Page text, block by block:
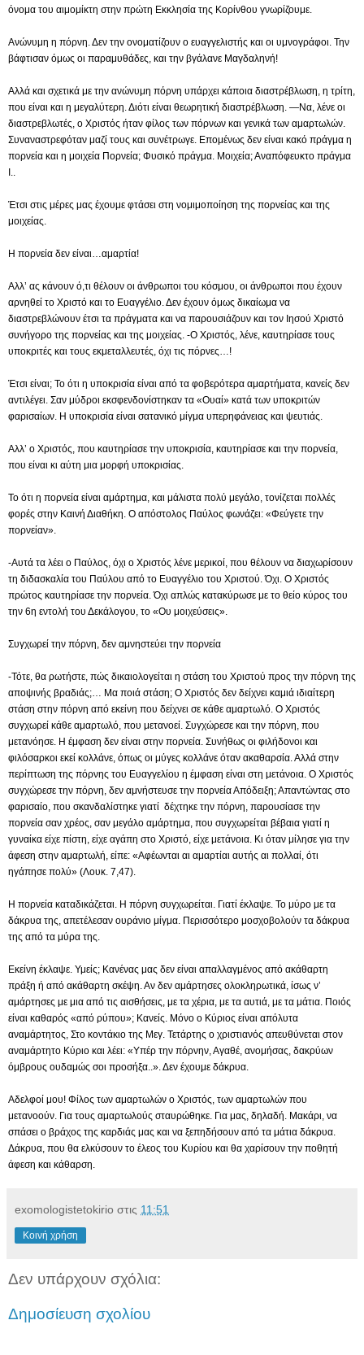
όνομα του αιμομίκτη στην πρώτη Εκκλησία της Κορίνθου γνωρίζουμε.
Ανώνυμη η πόρνη. Δεν την ονοματίζουν ο ευαγγελιστής και οι υμνογράφοι. Την
βάφτισαν όμως οι παραμυθάδες, και την βγάλανε Μαγδαληνή!
Αλλά και σχετικά με την ανώνυμη πόρνη υπάρχει κάποια διαστρέβλωση, η τρίτη,
που είναι και η μεγαλύτερη. Διότι είναι θεωρητική διαστρέβλωση. —Να, λένε οι
διαστρεβλωτές, ο Χριστός ήταν φίλος των πόρνων και γενικά των αμαρτωλών.
Συναναστρεφόταν μαζί τους και συνέτρωγε. Επομένως δεν είναι κακό πράγμα η
πορνεία και η μοιχεία Πορνεία; Φυσικό πράγμα. Μοιχεία; Αναπόφευκτο πράγμα
I..
Έτσι στις μέρες μας έχουμε φτάσει στη νομιμοποίηση της πορνείας και της
μοιχείας.
Η πορνεία δεν είναι…αμαρτία!
Αλλ’ ας κάνουν ό,τι θέλουν οι άνθρωποι του κόσμου, οι άνθρωποι που έχουν
αρνηθεί το Χριστό και το Ευαγγέλιο. Δεν έχουν όμως δικαίωμα να
διαστρεβλώνουν έτσι τα πράγματα και να παρουσιάζουν και τον Ιησού Χριστό
συνήγορο της πορνείας και της μοιχείας. -Ο Χριστός, λένε, καυτηρίασε τους
υποκριτές και τους εκμεταλλευτές, όχι τις πόρνες…!
Έτσι είναι; Το ότι η υποκρισία είναι από τα φοβερότερα αμαρτήματα, κανείς δεν
αντιλέγει. Σαν μύδροι εκσφενδονίστηκαν τα «Ουαί» κατά των υποκριτών
φαρισαίων. Η υποκρισία είναι σατανικό μίγμα υπερηφάνειας και ψευτιάς.
Αλλ’ ο Χριστός, που καυτηρίασε την υποκρισία, καυτηρίασε και την πορνεία,
που είναι κι αύτη μια μορφή υποκρισίας.
Το ότι η πορνεία είναι αμάρτημα, και μάλιστα πολύ μεγάλο, τονίζεται πολλές
φορές στην Καινή Διαθήκη. Ο απόστολος Παύλος φωνάζει: «Φεύγετε την
πορνείαν».
-Αυτά τα λέει ο Παύλος, όχι ο Χριστός λένε μερικοί, που θέλουν να διαχωρίσουν
τη διδασκαλία του Παύλου από το Ευαγγέλιο του Χριστού. Όχι. Ο Χριστός
πρώτος καυτηρίασε την πορνεία. Όχι απλώς κατακύρωσε με το θείο κύρος του
την 6η εντολή του Δεκάλογου, το «Ου μοιχεύσεις».
Συγχωρεί την πόρνη, δεν αμνηστεύει την πορνεία
-Τότε, θα ρωτήστε, πώς δικαιολογείται η στάση του Χριστού προς την πόρνη της
αποψινής βραδιάς;… Μα ποιά στάση; Ο Χριστός δεν δείχνει καμιά ιδιαίτερη
στάση στην πόρνη από εκείνη που δείχνει σε κάθε αμαρτωλό. Ο Χριστός
συγχωρεί κάθε αμαρτωλό, που μετανοεί. Συγχώρεσε και την πόρνη, που
μετανόησε. Η έμφαση δεν είναι στην πορνεία. Συνήθως οι φιλήδονοι και
φιλόσαρκοι εκεί κολλάνε, όπως οι μύγες κολλάνε όταν ακαθαρσία. Αλλά στην
περίπτωση της πόρνης του Ευαγγελίου η έμφαση είναι στη μετάνοια. Ο Χριστός
συγχώρεσε την πόρνη, δεν αμνήστευσε την πορνεία Απόδειξη; Απαντώντας στο
φαρισαίο, που σκανδαλίστηκε γιατί δέχτηκε την πόρνη, παρουσίασε την
πορνεία σαν χρέος, σαν μεγάλο αμάρτημα, που συγχωρείται βέβαια γιατί η
γυναίκα είχε πίστη, είχε αγάπη στο Χριστό, είχε μετάνοια. Κι όταν μίλησε για την
άφεση στην αμαρτωλή, είπε: «Αφέωνται αι αμαρτίαι αυτής αι πολλαί, ότι
ηγάπησε πολύ» (Λουκ. 7,47).
Η πορνεία καταδικάζεται. Η πόρνη συγχωρείται. Γιατί έκλαψε. Το μύρο με τα
δάκρυα της, απετέλεσαν ουράνιο μίγμα. Περισσότερο μοσχοβολούν τα δάκρυα
της από τα μύρα της.
Εκείνη έκλαψε. Υμείς; Κανένας μας δεν είναι απαλλαγμένος από ακάθαρτη
πράξη ή από ακάθαρτη σκέψη. Αν δεν αμάρτησες ολοκληρωτικά, ίσως ν’
αμάρτησες με μια από τις αισθήσεις, με τα χέρια, με τα αυτιά, με τα μάτια. Ποιός
είναι καθαρός «από ρύπου»; Κανείς. Μόνο ο Κύριος είναι απόλυτα
αναμάρτητος, Στο κοντάκιο της Μεγ. Τετάρτης ο χριστιανός απευθύνεται στον
αναμάρτητο Κύριο και λέει: «Υπέρ την πόρνην, Αγαθέ, ανομήσας, δακρύων
όμβρους ουδαμώς σοι προσήξα..». Δεν έχουμε δάκρυα.
Αδελφοί μου! Φίλος των αμαρτωλών ο Χριστός, των αμαρτωλών που
μετανοούν. Για τους αμαρτωλούς σταυρώθηκε. Για μας, δηλαδή. Μακάρι, να
σπάσει ο βράχος της καρδιάς μας και να ξεπηδήσουν από τα μάτια δάκρυα.
Δάκρυα, που θα ελκύσουν το έλεος του Κυρίου και θα χαρίσουν την ποθητή
άφεση και κάθαρση.
exomologistetokirio στις 11:51
Κοινή χρήση
Δεν υπάρχουν σχόλια:
Δημοσίευση σχολίου